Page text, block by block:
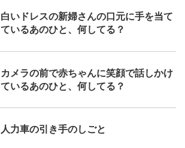
白いドレスの新婦さんの口元に手を当て
ているあのひと、何してる？
カメラの前で赤ちゃんに笑顔で話しかけ
ているあのひと、何してる？
人力車の引き手のしごと